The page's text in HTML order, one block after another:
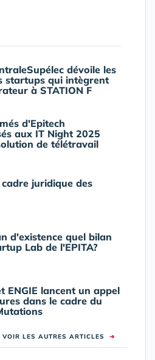
dévoile les
startups qui intègrent
à STATION F
d'Epitech
aux IT Night 2025
de télétravail
juridique des
d'existence quel bilan
Lab de l'EPITA?
ENGIE lancent un appel
dans le cadre du
VOIR LES AUTRES ARTICLES ➜